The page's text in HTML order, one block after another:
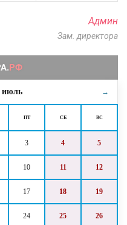
июль →
ПТ СБ ВС
3 4 5
10 11 12
17 18 19
24 25 26
Админ
Зам. директора